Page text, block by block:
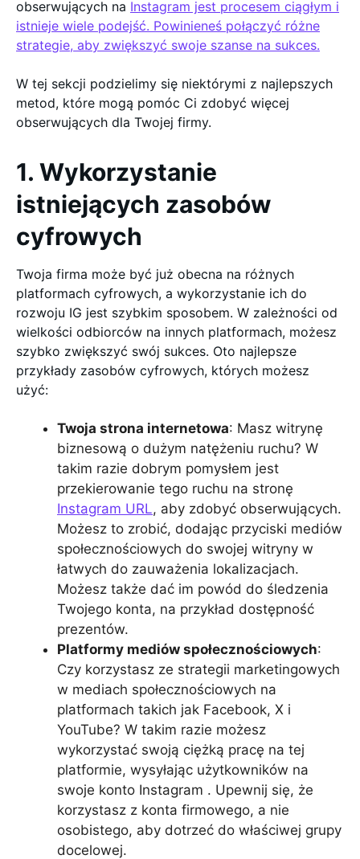
obserwujących na Instagram jest procesem ciągłym i
istnieje wiele podejść. Powinieneś połączyć różne
strategie, aby zwiększyć swoje szanse na sukces.
W tej sekcji podzielimy się niektórymi z najlepszych
metod, które mogą pomóc Ci zdobyć więcej
obserwujących dla Twojej firmy.
1. Wykorzystanie
istniejących zasobów
cyfrowych
Twoja firma może być już obecna na różnych
platformach cyfrowych, a wykorzystanie ich do
rozwoju IG jest szybkim sposobem. W zależności od
wielkości odbiorców na innych platformach, możesz
szybko zwiększyć swój sukces. Oto najlepsze
przykłady zasobów cyfrowych, których możesz
użyć:
Twoja strona internetowa: Masz witrynę
biznesową o dużym natężeniu ruchu? W
takim razie dobrym pomysłem jest
przekierowanie tego ruchu na stronę
Instagram URL, aby zdobyć obserwujących.
Możesz to zrobić, dodając przyciski mediów
społecznościowych do swojej witryny w
łatwych do zauważenia lokalizacjach.
Możesz także dać im powód do śledzenia
Twojego konta, na przykład dostępność
prezentów.
Platformy mediów społecznościowych:
Czy korzystasz ze strategii marketingowych
w mediach społecznościowych na
platformach takich jak Facebook, X i
YouTube? W takim razie możesz
wykorzystać swoją ciężką pracę na tej
platformie, wysyłając użytkowników na
swoje konto Instagram . Upewnij się, że
korzystasz z konta firmowego, a nie
osobistego, aby dotrzeć do właściwej grupy
docelowej.